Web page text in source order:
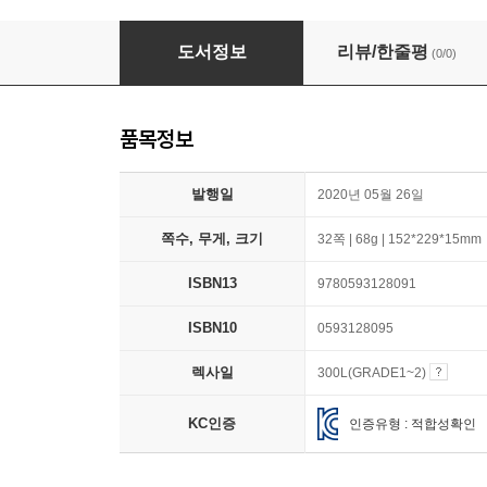
Step Into Reading 1 : Big Shark, Little
도서정보 리뷰/한줄평 (0/0)
품목정보
발행일 2020년 05월 26일
쪽수, 무게, 크기 32쪽 | 68g | 152*229*15mm
ISBN13 9780593128091
ISBN10 0593128095
렉사일 300L(GRADE1~2)
KC인증 인증유형 : 적합성확인